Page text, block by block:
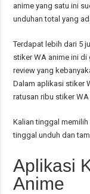
anime yang satu ini
unduhan total yang
Terdapat lebih dari 5
stiker WA anime ini
review yang
Dalam aplikasi stiker
ratusan ribu stiker
Kalian tinggal
tinggal unduh dan
Aplikasi
Anime